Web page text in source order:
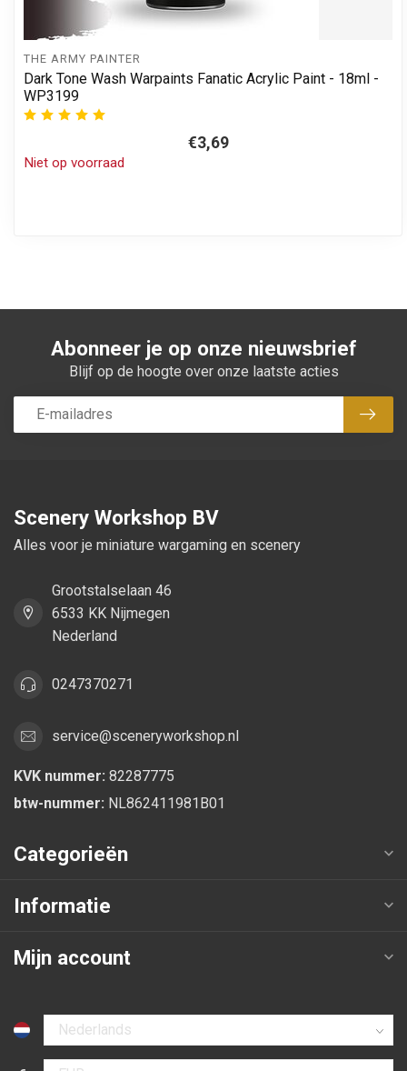
THE ARMY PAINTER
Dark Tone Wash Warpaints Fanatic Acrylic Paint - 18ml -
WP3199
€3,69
Niet op voorraad
Abonneer je op onze nieuwsbrief
Blijf op de hoogte over onze laatste acties
Scenery Workshop BV
Alles voor je miniature wargaming en scenery
Grootstalselaan 46
6533 KK Nijmegen
Nederland
0247370271
service@sceneryworkshop.nl
KVK nummer: 82287775
btw-nummer: NL862411981B01
Categorieën
Informatie
Mijn account
Selecteer taal